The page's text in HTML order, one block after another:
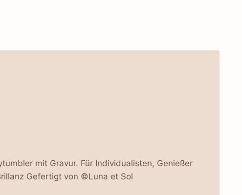
mit Gravur. Für Individualisten, Genießer
Gefertigt von ©Luna et Sol